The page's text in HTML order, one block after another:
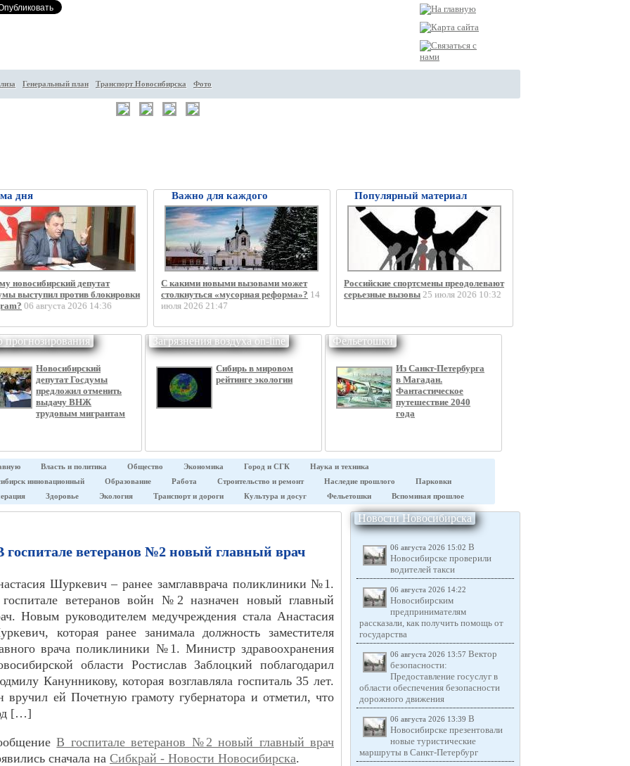
Генеральный план Транспорт Новосибирска Фото
дня
новосибирский депутат
выступил против блокировки
06 августа 2026 14:36
Важно для каждого
С какими новыми вызовами может
столкнуться «мусорная реформа»? 14
июля 2026 21:47
Популярный материал
Российские спортсмены преодолевают
серьезные вызовы 25 июля 2026 10:32
прогнозирования
Новосибирский
депутат Госдумы
предложил отменить
выдачу ВНЖ
трудовым мигрантам
Загрязнения воздуха on-line
Сибирь в мировом
рейтинге экологии
Фельетошки
Из Санкт-Петербурга
в Магадан.
Фантастическое
путешествие 2040
года
Власть и политика Общество Экономика Город и СГК
Наука и техника
инновационный
Образование Работа Строительство и ремонт Наследие прошлого
Парковки
Здоровье Экология Транспорт и дороги Культура и досуг Фельетошки Вспоминая прошлое
госпитале ветеранов №2 новый главный врач
Шуркевич – ранее замглавврача поликлиники №1.
ветеранов войн №2 назначен новый главный
Новым руководителем медучреждения стала Анастасия
которая ранее занимала должность заместителя
врача поликлиники №1. Министр здравоохранения
области Ростислав Заблоцкий поблагодарил
Канунникову, которая возглавляла госпиталь 35 лет.
вручил ей Почетную грамоту губернатора и отметил, что
[…]
В госпитале ветеранов №2 новый главный врач
сначала на Сибкрай - Новости Новосибирска.
Новости Новосибирска
06 августа 2026 15:02 В
Новосибирске проверили
водителей такси
06 августа 2026 14:22
Новосибирским
предпринимателям
рассказали, как получить помощь от
государства
06 августа 2026 13:57 Вектор
безопасности:
Предоставление госуслуг в
области обеспечения безопасности
дорожного движения
06 августа 2026 13:39 В
Новосибирске презентовали
новые туристические
маршруты в Санкт-Петербург